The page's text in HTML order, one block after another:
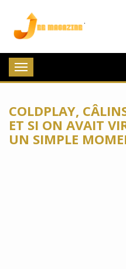
Toggle
navigation
COLDPLAY,
ET SI ON AVAIT
UN SIMPLE